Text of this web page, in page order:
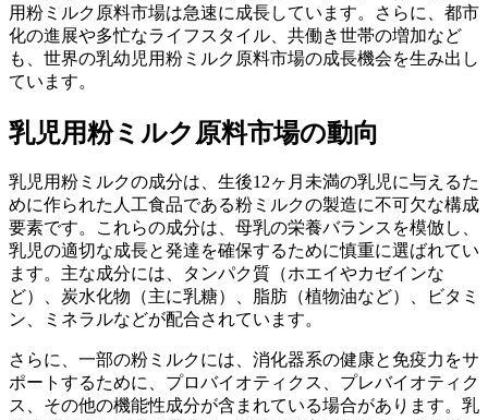
用粉ミルク原料市場は急速に成長しています。さらに、都市
化の進展や多忙なライフスタイル、共働き世帯の増加など
も、世界の乳幼児用粉ミルク原料市場の成長機会を生み出し
ています。
乳児用粉ミルク原料市場の動向
乳児用粉ミルクの成分は、生後12ヶ月未満の乳児に与えるた
めに作られた人工食品である粉ミルクの製造に不可欠な構成
要素です。これらの成分は、母乳の栄養バランスを模倣し、
乳児の適切な成長と発達を確保するために慎重に選ばれてい
ます。主な成分には、タンパク質（ホエイやカゼインな
ど）、炭水化物（主に乳糖）、脂肪（植物油など）、ビタミ
ン、ミネラルなどが配合されています。
さらに、一部の粉ミルクには、消化器系の健康と免疫力をサ
ポートするために、プロバイオティクス、プレバイオティク
ス、その他の機能性成分が含まれている場合があります。乳